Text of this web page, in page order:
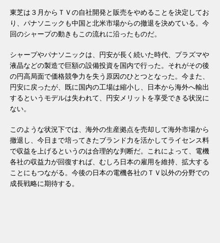
東芝は３月からＴＶの自社開発と販売をやめることを決定してお
り、パナソニックも中国と北米市場からの撤退を決めている。今
回のシャープの動きもこの流れに沿ったものだ。
シャープやパナソニックは、円安が長く続いた時代、プラズマや
液晶などの製造で巨額の設備投資を国内で行った。それがその後
の円高局面で価格競争力を失う原因のひとつとなった。今また、
円安に戻ったが、既に国内の工場は縮小し、日本から海外へ輸出
するというモデルは失われて、円安メリットを享受できる状況に
ない。
このような状況下では、海外の生産拠点を売却して海外市場から
撤退し、今日まで培ってきたブランド力を活かしてライセンス料
で収益を上げるというのは合理的な判断だ。これによって、電機
各社の収益力が回復すれば、むしろ日本の雇用を維持、拡大する
ことにもつながる。今後の日本の電機各社のＴＶ以外の分野での
成長戦略に期待する。